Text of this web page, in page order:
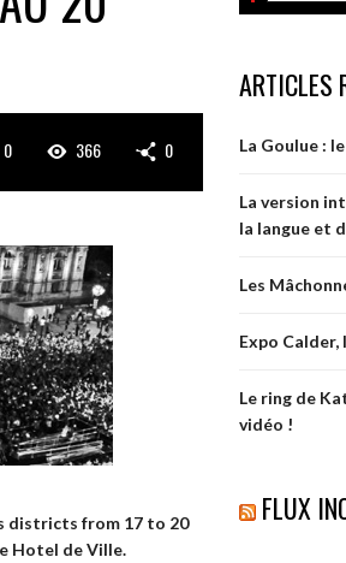
0 366 0
districts from 17 to 20
Hotel de Ville.
ARTICLES
La Goulue :
La version
la langue et
Les
Expo Calder,
Le ring de
vidéo !
FLUX